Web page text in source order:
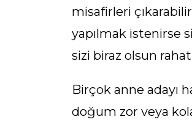
misafirleri
yapılmak istenirse
sizi biraz olsun
Birçok anne adayı
doğum zor veya